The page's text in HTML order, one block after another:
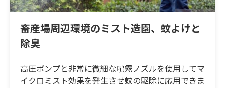
畜産場周辺環境のミスト造園、蚊よけと
除臭
高圧ポンプと非常に微細な噴霧ノズルを使用してマ
イクロミスト効果を発生させ蚊の駆除に応用できま